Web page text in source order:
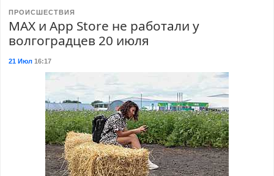
ПРОИСШЕСТВИЯ
MAX и App Store не работали у
волгоградцев 20 июля
21 Июл16:17